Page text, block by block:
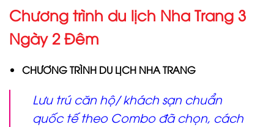
Chương trình du lịch Nha Trang 3
Ngày 2 Đêm
CHƯƠNG TRÌNH DU LỊCH NHA TRANG
Lưu trú căn hộ/ khách sạn chuẩn
quốc tế theo Combo đã chọn, cách